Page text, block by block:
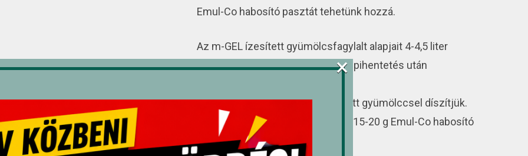
Emul-Co habosító pasztát tehetünk hozzá.
Az m-GEL ízesített gyümölcsfagylalt alapjait 4-4,5 liter
ivóvízzel/tejjel elkeverve 20 perc pihentetés után
ízlés szerint friss vagy fagyasztott gyümölccsel díszítjük.
Fagyasztás közben igény szerint 15-20 g Emul-Co habosító
pasztát tehetünk hozzá.
×